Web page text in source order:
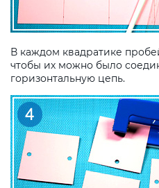
В каждом квадратике
чтобы их можно было
горизонтальную цепь.